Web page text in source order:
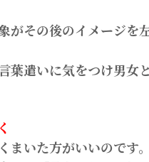
がその後のイメージを
葉遣いに気をつけ男女
まいた方がいいのです